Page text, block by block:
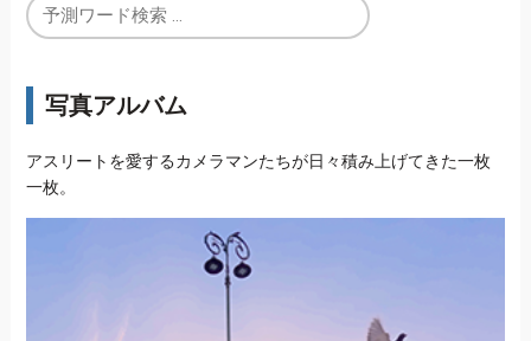
写真アルバム
アスリートを愛するカメラマンたちが日々積み上げてきた一枚
一枚。